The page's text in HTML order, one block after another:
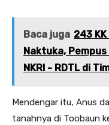
Baca juga 243
Naktuka,
NKRI - RDTL di
Mendengar itu, Anus
tanahnya di Toobaun